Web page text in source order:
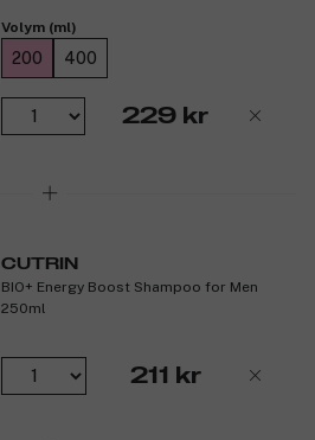
Volym (ml)
200 400
229 kr
CUTRIN
BIO+ Energy Boost Shampoo for Men
250ml
211 kr